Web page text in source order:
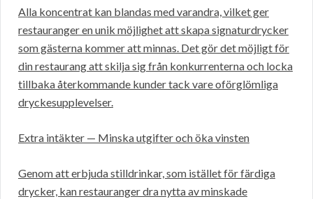
Alla koncentrat kan blandas med varandra, vilket ger
restauranger en unik möjlighet att skapa signaturdrycker
som gästerna kommer att minnas. Det gör det möjligt för
din restaurang att skilja sig från konkurrenterna och locka
tillbaka återkommande kunder tack vare oförglömliga
dryckesupplevelser.
Extra intäkter — Minska utgifter och öka vinsten
Genom att erbjuda stilldrinkar, som istället för färdiga
drycker, kan restauranger dra nytta av minskade